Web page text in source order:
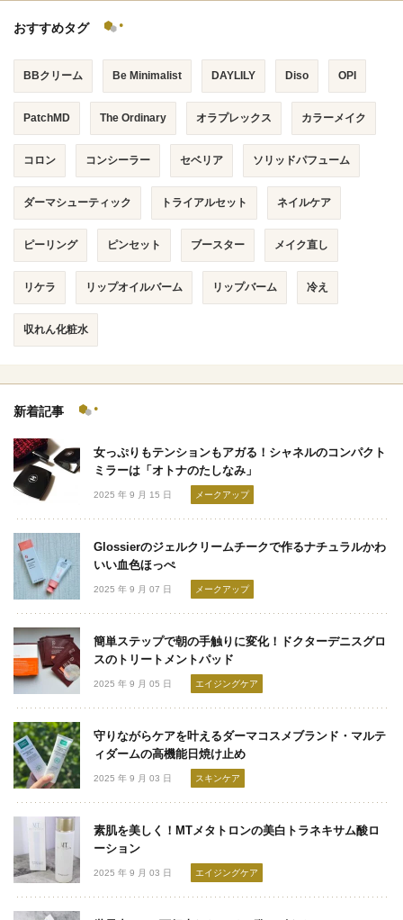
おすすめタグ
BBクリーム Be Minimalist DAYLILY Diso OPI
PatchMD The Ordinary オラプレックス カラーメイク
コロン コンシーラー セベリア ソリッドパフューム
ダーマシューティック トライアルセット ネイルケア
ピーリング ピンセット ブースター メイク直し
リケラ リップオイルバーム リップバーム 冷え
収れん化粧水
新着記事
女っぷりもテンションもアガる！シャネルのコンパクト
ミラーは「オトナのたしなみ」
2025 年 9 月 15 日 メークアップ
Glossierのジェルクリームチークで作るナチュラルかわ
いい血色ほっぺ
2025 年 9 月 07 日 メークアップ
簡単ステップで朝の手触りに変化！ドクターデニスグロ
スのトリートメントパッド
2025 年 9 月 05 日 エイジングケア
守りながらケアを叶えるダーマコスメブランド・マルテ
ィダームの高機能日焼け止め
2025 年 9 月 03 日 スキンケア
素肌を美しく！MTメタトロンの美白トラネキサム酸ロ
ーション
2025 年 9 月 03 日 エイジングケア